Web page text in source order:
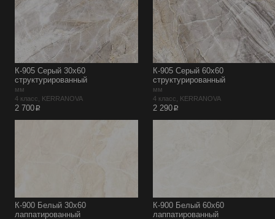
К-905 Серый 30х60
структурированный
мм
4 класс, KERRANOVA
2 700p
К-905 Серый 60х60
структурированный
мм
4 класс, KERRANOVA
2 290p
К-900 Белый 30х60
лаппатированный
К-900 Белый 60х60
лаппатированный